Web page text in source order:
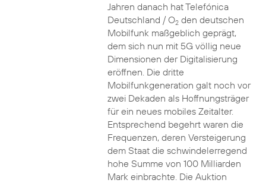
Jahren danach hat Telefónica
Deutschland / O2den deutschen
Mobilfunk maßgeblich geprägt,
dem sich nun mit 5G völlig neue
Dimensionen der Digitalisierung
eröffnen. Die dritte
Mobilfunkgeneration galt noch vor
zwei Dekaden als Hoffnungsträger
für ein neues mobiles Zeitalter.
Entsprechend begehrt waren die
Frequenzen, deren Versteigerung
dem Staat die schwindelerregend
hohe Summe von 100 Milliarden
Mark einbrachte. Die Auktion